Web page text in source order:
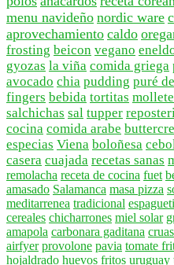
menu navideño nordic ware
aprovechamiento caldo
frosting beicon vegano
gyozas la viña comida griega
avocado chia pudding puré
fingers bebida tortitas
salchichas sal tupper
cocina comida arabe
especias Viena boloñesa
casera cuajada recetas sanas
remolacha receta de cocina fuet
amasado Salamanca masa pizza
meditarrenea tradicional
cereales chicharrones miel solar
amapola carbonara gaditana
airfyer provolone pavia tomate
hojaldrado huevos fritos uruguay